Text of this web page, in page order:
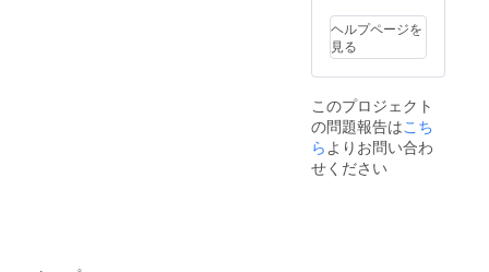
ヘルプページを
見る
このプロジェクト
の問題報告はこち
らよりお問い合わ
せください